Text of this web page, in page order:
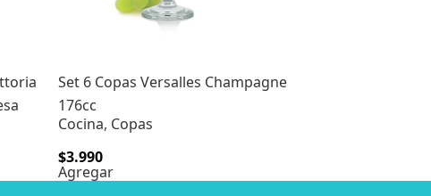
Set 6 Copas Versalles Champagne
176cc
Cocina, Copas
$3.990
Agregar